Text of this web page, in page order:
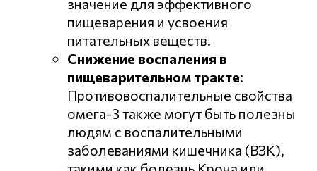
пищеварения и усвоения
питательных веществ.
Снижение воспаления в
пищеварительном тракте:
Противовоспалительные свойства
омега-3 также могут быть полезны
людям с воспалительными
заболеваниями кишечника (ВЗК),